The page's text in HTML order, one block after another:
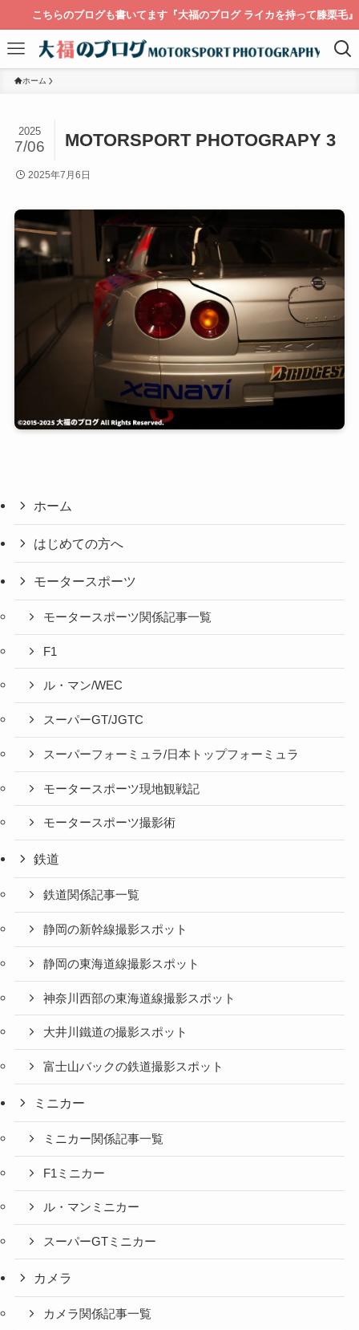
こちらのブログも書いてます『大福のブログ ライカを持って膝栗毛』
ホーム
MOTORSPORT PHOTOGRAPY 3
2025
7/06
2025年7月6日
ホーム
はじめての方へ
モータースポーツ
モータースポーツ関係記事一覧
F1
ル・マン/WEC
スーパーGT/JGTC
スーパーフォーミュラ/日本トップフォーミュラ
モータースポーツ現地観戦記
モータースポーツ撮影術
鉄道
鉄道関係記事一覧
静岡の新幹線撮影スポット
静岡の東海道線撮影スポット
神奈川西部の東海道線撮影スポット
大井川鐵道の撮影スポット
富士山バックの鉄道撮影スポット
ミニカー
ミニカー関係記事一覧
F1ミニカー
ル・マンミニカー
スーパーGTミニカー
カメラ
カメラ関係記事一覧